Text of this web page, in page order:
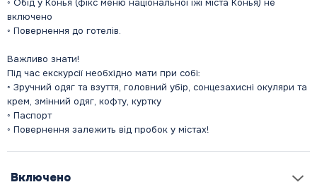
включено
◦ Повернення до готелів.
Важливо знати!
Під час екскурсії необхідно мати при собі:
◦ Зручний одяг та взуття, головний убір, сонцезахисні окуляри та
крем, змінний одяг, кофту, куртку
◦ Паспорт
Включено